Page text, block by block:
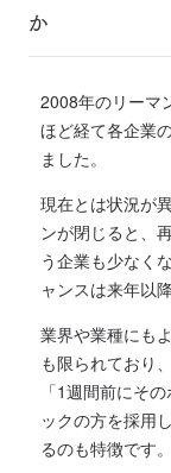
か
2008年のリーマ
ほど経て各企業
ました。
現在とは状況が
ンが閉じると、
う企業も少なく
ャンスは来年以
業界や業種にも
も限られており
「1週間前にそ
ックの方を採用
るのも特徴です。